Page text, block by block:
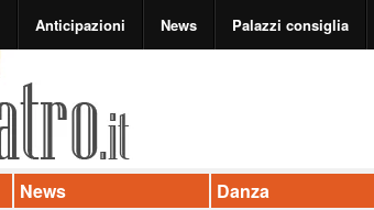
Anticipazioni News Palazzi consiglia
News Danza